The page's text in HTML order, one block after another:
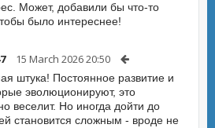
Может, добавили бы что-то
было интереснее!
15 March 2026 20:50
штука! Постоянное развитие и
эволюционируют, это
веселит. Но иногда дойти до
становится сложным - вроде не